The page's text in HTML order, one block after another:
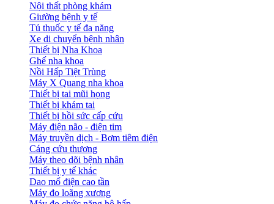
Nội thất phòng khám
Giường bệnh y tế
Tủ thuốc y tế đa năng
Xe di chuyển bệnh nhân
Thiết bị Nha Khoa
Ghế nha khoa
Nồi Hấp Tiệt Trùng
Máy X Quang nha khoa
Thiết bị tai mũi họng
Thiết bị khám tai
Thiết bị hồi sức cấp cứu
Máy điện não - điện tim
Máy truyền dịch - Bơm tiêm điện
Cáng cứu thương
Máy theo dõi bệnh nhân
Thiết bị y tế khác
Dao mổ điện cao tần
Máy đo loãng xương